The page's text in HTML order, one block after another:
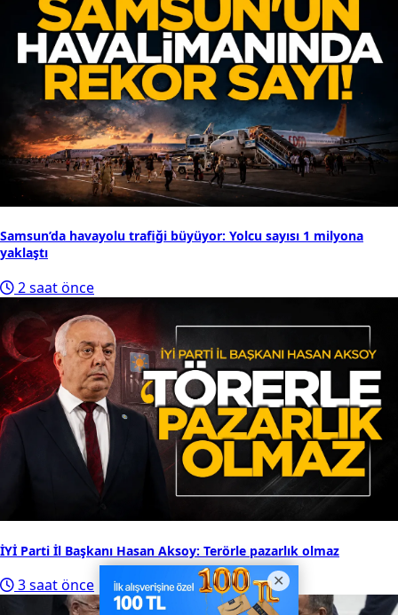
Samsun’da havayolu trafiği büyüyor: Yolcu sayısı 1 milyona
yaklaştı
2 saat önce
İYİ Parti İl Başkanı Hasan Aksoy: Terörle pazarlık olmaz
3 saat önce